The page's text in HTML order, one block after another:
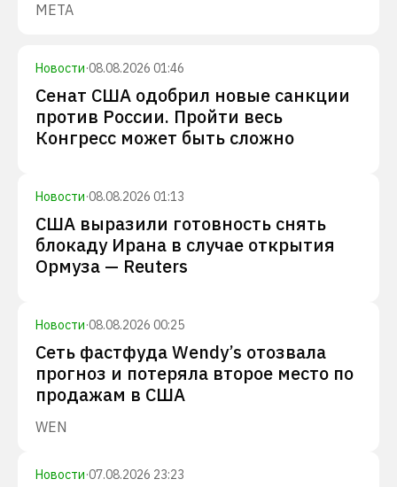
META
Новости·08.08.2026 01:46
Сенат США одобрил новые санкции
против России. Пройти весь
Конгресс может быть сложно
Новости·08.08.2026 01:13
США выразили готовность снять
блокаду Ирана в случае открытия
Ормуза — Reuters
Новости·08.08.2026 00:25
Сеть фастфуда Wendy’s отозвала
прогноз и потеряла второе место по
продажам в США
WEN
Новости·07.08.2026 23:23